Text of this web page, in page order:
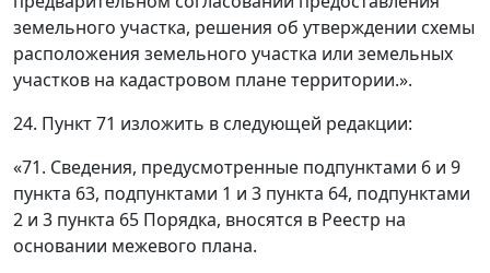
земельного участка, решения об утверждении схемы
расположения земельного участка или земельных
участков на кадастровом плане территории.».
24. Пункт 71 изложить в следующей редакции:
«71. Сведения, предусмотренные подпунктами 6 и 9
пункта 63, подпунктами 1 и 3 пункта 64, подпунктами
2 и 3 пункта 65 Порядка, вносятся в Реестр на
основании межевого плана.